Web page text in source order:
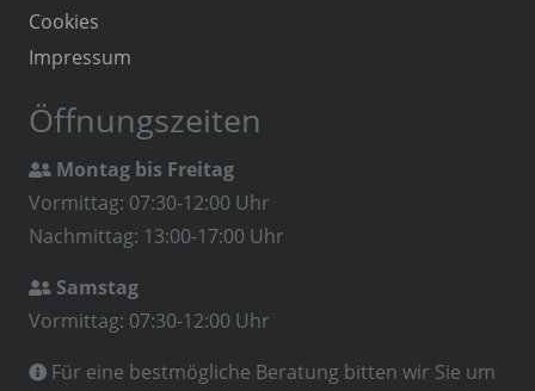
Cookies
Impressum
Öffnungszeiten
 Montag bis Freitag
Vormittag: 07:30-12:00 Uhr
Nachmittag: 13:00-17:00 Uhr
 Samstag
Vormittag: 07:30-12:00 Uhr
 Für eine bestmögliche Beratung bitten wir Sie um